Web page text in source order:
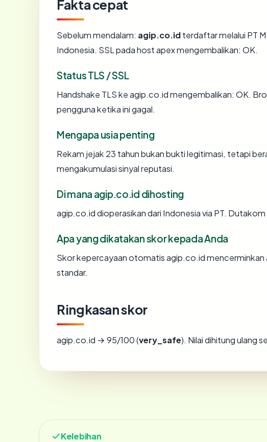
Fakta cepat
Sebelum mendalam: agip.co.idterdaftar melalui PT
Indonesia. SSL pada host apex mengembalikan: OK.
Status TLS / SSL
Handshake TLS ke agip.co.id mengembalikan: OK.
pengguna ketika ini gagal.
Mengapa usia penting
Rekam jejak 23 tahun bukan bukti legitimasi, tetapi
mengakumulasi sinyal reputasi.
Di mana agip.co.id dihosting
agip.co.id dioperasikan dari Indonesia via PT.
Apa yang dikatakan skor kepada Anda
Skor kepercayaan otomatis agip.co.id
standar.
Ringkasan skor
agip.co.id → 95/100 (very_safe). Nilai dihitung ulang
Kelebihan